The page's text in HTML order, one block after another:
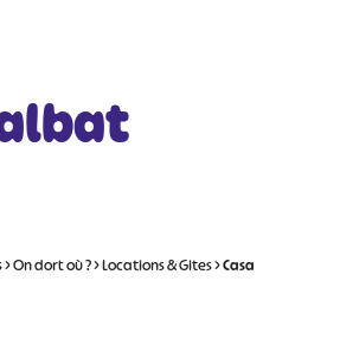
>On dort où ?>Locations & Gites>Casa